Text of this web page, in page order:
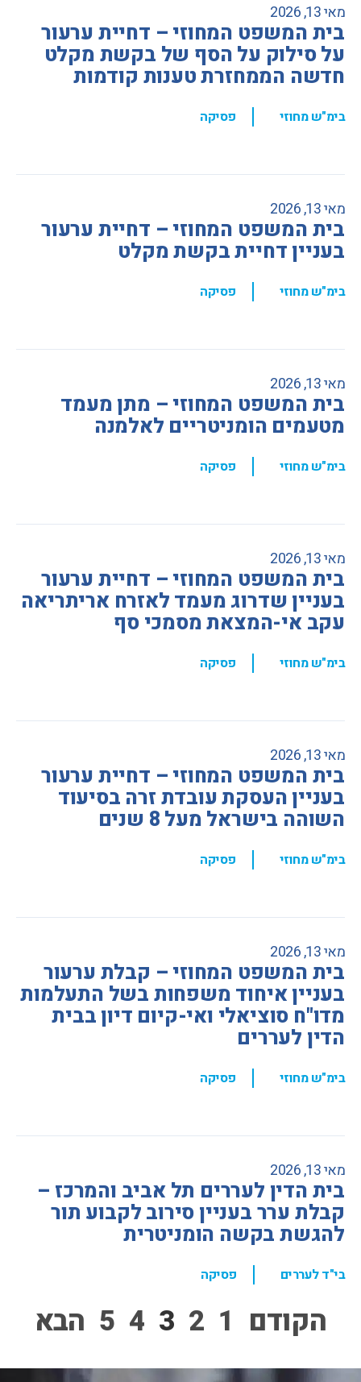
מאי 13, 2026
בית המשפט המחוזי – דחיית ערעור
על סילוק על הסף של בקשת מקלט
חדשה הממחזרת טענות קודמות
בימ"ש מחוזי , פסיקה
מאי 13, 2026
בית המשפט המחוזי – דחיית ערעור
בעניין דחיית בקשת מקלט
בימ"ש מחוזי , פסיקה
מאי 13, 2026
בית המשפט המחוזי – מתן מעמד
מטעמים הומניטריים לאלמנה
בימ"ש מחוזי , פסיקה
מאי 13, 2026
בית המשפט המחוזי – דחיית ערעור
בעניין שדרוג מעמד לאזרח אריתריאה
עקב אי-המצאת מסמכי סף
בימ"ש מחוזי , פסיקה
מאי 13, 2026
בית המשפט המחוזי – דחיית ערעור
בעניין העסקת עובדת זרה בסיעוד
השוהה בישראל מעל 8 שנים
בימ"ש מחוזי , פסיקה
מאי 13, 2026
בית המשפט המחוזי – קבלת ערעור
בעניין איחוד משפחות בשל התעלמות
מדו"ח סוציאלי ואי-קיום דיון בבית
הדין לעררים
בימ"ש מחוזי , פסיקה
מאי 13, 2026
בית הדין לעררים תל אביב והמרכז –
קבלת ערר בעניין סירוב לקבוע תור
להגשת בקשה הומניטרית
בי"ד לעררים , פסיקה
הקודם 1
2
3
4
5 הבא